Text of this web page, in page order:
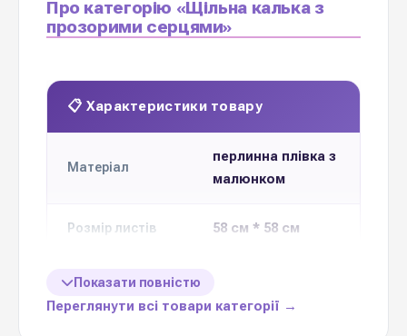
Про категорію «Щільна калька з
прозорими серцями»
📋 Характеристики товару
Матеріал
перлинна плівка з
малюнком
Розмір листів 58 см * 58 см
Кількість в
Показати повністю
Переглянути всі товари категорії →